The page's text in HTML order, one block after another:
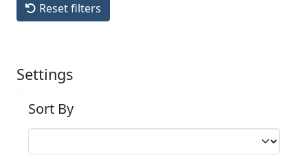
Reset filters
Settings
Sort By